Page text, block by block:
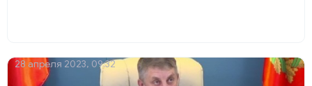
28 апреля 2023, 09:32